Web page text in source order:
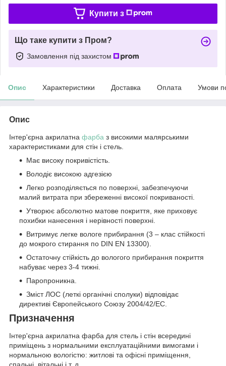
Купити з
Що таке купити з Пром?
Замовлення під захистом
Опис Характеристики Доставка Оплата Умови
Опис
Інтер'єрна акрилатна фарба з високими малярськими
характеристиками для стін і стель.
Має високу покривістість.
Володіє високою адгезією
Легко розподіляється по поверхні, забезпечуючи
малий витрата при збереженні високої покриваності.
Утворює абсолютно матове покриття, яке приховує
похибки нанесення і нерівності поверхні.
Витримує легке вологе прибирання (3 – клас стійкості
до мокрого стирання по DIN EN 13300).
Остаточну стійкість до вологого прибирання покриття
набуває через 3-4 тижні.
Паропроникна.
Зміст ЛОС (леткі органічні сполуки) відповідає
директиві Європейського Союзу 2004/42/EC.
Призначення
Інтер'єрна акрилатна фарба для стель і стін всередині
приміщень з нормальними експлуатаційними вимогами і
нормальною вологістю: житлові та офісні приміщення,